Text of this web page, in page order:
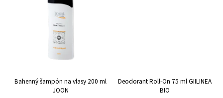
Bahenný šampón na vlasy 200 ml
JOON
Deodorant Roll-On 75 ml GIILINEA
BIO